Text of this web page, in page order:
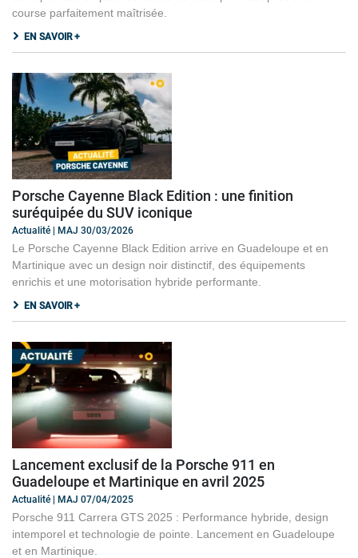
course parfaitement maîtrisée.
EN SAVOIR +
Porsche Cayenne Black Edition : une finition
suréquipée du SUV iconique
Actualité | MAJ 30/03/2026
Le Porsche Cayenne Black Edition arrive en Guadeloupe et en
Martinique avec un design noir distinctif, des équipements
enrichis et une motorisation hybride performante.
EN SAVOIR +
Lancement exclusif de la Porsche 911 en
Guadeloupe et Martinique en avril 2025
Actualité | MAJ 07/04/2025
Porsche 911 Carrera GTS 2025 : Performance hybride, design
intemporel et technologie de pointe. Lancement en Guadeloupe
et en Martinique.